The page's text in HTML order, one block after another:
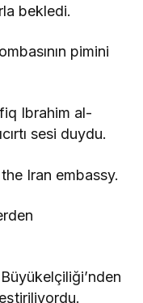
bekledi.
pimini
Ibrahim al-
sesi duydu.